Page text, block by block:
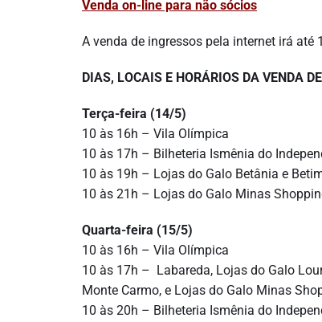
Venda on-line para não sócios
A venda de ingressos pela internet irá
DIAS, LOCAIS E HORÁRIOS DA VENDA
Terça-feira (14/5)
10 às 16h – Vila Olímpica
10 às 17h – Bilheteria Ismênia do
10 às 19h – Lojas do Galo Betânia e
10 às 21h – Lojas do Galo Minas
Quarta-feira (15/5)
10 às 16h – Vila Olímpica
10 às 17h – Labareda, Lojas do Galo
Monte Carmo, e Lojas do Galo Minas
10 às 20h – Bilheteria Ismênia do